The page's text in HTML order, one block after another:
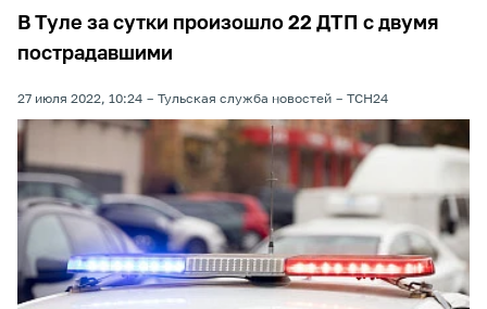
В Туле за сутки произошло 22 ДТП с двумя
пострадавшими
27 июля 2022, 10:24 Тульская служба новостей ТСН24